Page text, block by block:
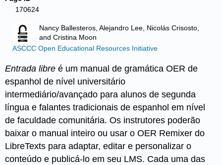
170624
Nancy Ballesteros, Alejandro Lee, Nicolás Crisosto,
and Cristina Moon
ASCCC Open Educational Resources Initiative
Entrada libre é um manual de gramática OER de
espanhol de nível universitário
intermediário/avançado para alunos de segunda
língua e falantes tradicionais de espanhol em nível
de faculdade comunitária. Os instrutores poderão
baixar o manual inteiro ou usar o OER Remixer do
LibreTexts para adaptar, editar e personalizar o
conteúdo e publicá-lo em seu LMS. Cada uma das